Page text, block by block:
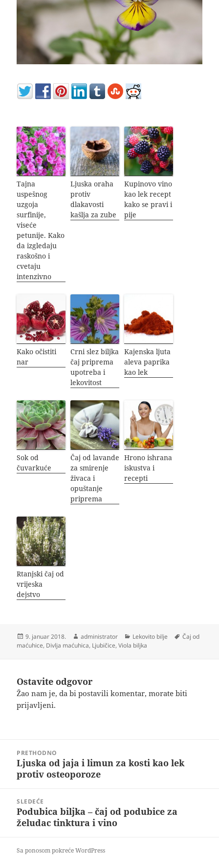
Tajna
uspešnog
uzgoja
surfinije,
viseće
petunije. Kako
da izgledaju
raskošno i
cvetaju
intenzivno
Ljuska oraha
protiv
dlakavosti
kašlja za zube
Kupinovo vino
kao lek recept
kako se pravi i
pije
Kako očistiti
nar
Crni slez biljka
čaj priprema
upotreba i
lekovitost
Kajenska ljuta
aleva paprika
kao lek
Sok od
čuvarkuće
Čaj od lavande
za smirenje
živaca i
opuštanje
priprema
Hrono ishrana
iskustva i
recepti
Rtanjski čaj od
vrijeska
dejstvo
Objavljeno
9. januar 2018. Autor
administrator Kategorije
Lekovito bilje Oznake
Čaj od
maćuhice, Divlja maćuhica, Ljubičice,Viola biljka
Ostavite odgovor
Žao nam je, da bi postavili komentar, moratebiti
prijavljeni.
člankaPRETHODNO
Prethodni
članak:
Ljuska od jaja i limun za kosti kao lek
protiv osteoporoze
SLEDEĆE
Sledeći
članak:
Podubica biljka – čaj od podubice za
želudac tinktura i vino
Sa ponosom pokreće WordPress